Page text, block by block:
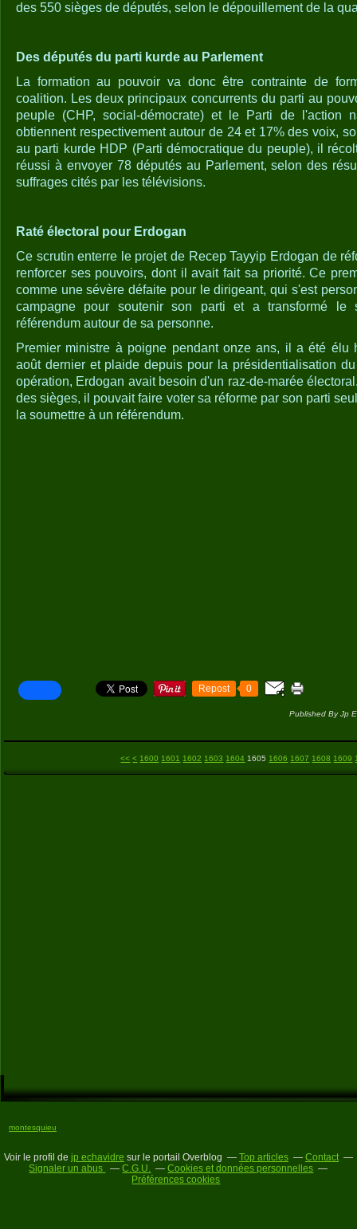
des 550 sièges de députés, selon le dépouillement de la
Des députés du parti kurde au Parlement
La formation au pouvoir va donc être contrainte de
coalition. Les deux principaux concurrents du parti au
peuple (CHP, social-démocrate) et le Parti de l'action
obtiennent respectivement autour de 24 et 17% des voix,
au parti kurde HDP (Parti démocratique du peuple), il
réussi à envoyer 78 députés au Parlement, selon des
suffrages cités par les télévisions.
Raté électoral pour Erdogan
Ce scrutin enterre le projet de Recep Tayyip Erdogan de
renforcer ses pouvoirs, dont il avait fait sa priorité. Ce
comme une sévère défaite pour le dirigeant, qui s'est
campagne pour soutenir son parti et a transformé le
référendum autour de sa personne.
Premier ministre à poigne pendant onze ans, il a été élu
août dernier et plaide depuis pour la présidentialisation
opération, Erdogan avait besoin d'un raz-de-marée
des sièges, il pouvait faire voter sa réforme par son parti
la soumettre à un référendum.
Repost 0
Published By Jp
<< < 1600 1601 1602 1603 1604 1605 1606 1607 1608 1609
montesquieu
Voir le profil de jp echavidre sur le portail Overblog Top articles
Contact
Signaler un abus
C.G.U.
Cookies et données personnelles
Préférences cookies